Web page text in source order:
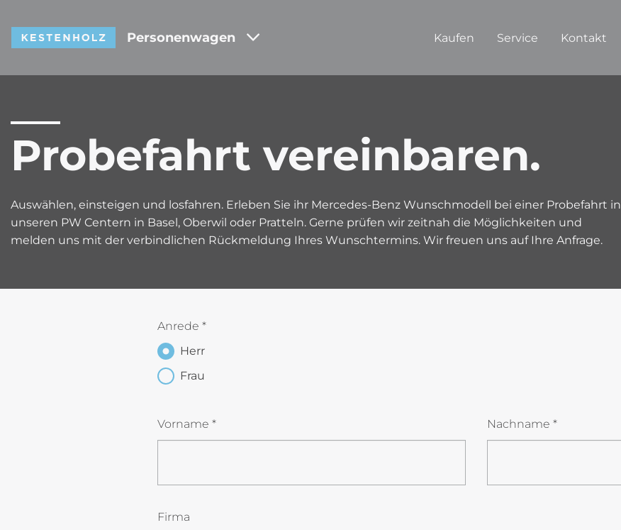
Personenwagen Kaufen Service Kontakt
Probefahrt vereinbaren.
Auswählen, einsteigen und losfahren. Erleben Sie ihr Mercedes-Benz Wunschmodell bei einer Probefahrt in
unseren PW Centern in Basel, Oberwil oder Pratteln. Gerne prüfen wir zeitnah die Möglichkeiten und
melden uns mit der verbindlichen Rückmeldung Ihres Wunschtermins. Wir freuen uns auf Ihre Anfrage.
Anrede *
Herr
Frau
Vorname * Nachname *
Firma